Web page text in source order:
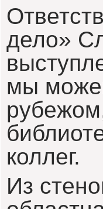
дело»
мы
коллег.
Из